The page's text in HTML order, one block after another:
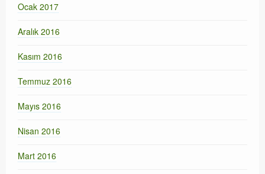
Ocak 2017
Aralık 2016
Kasım 2016
Temmuz 2016
Mayıs 2016
Nisan 2016
Mart 2016